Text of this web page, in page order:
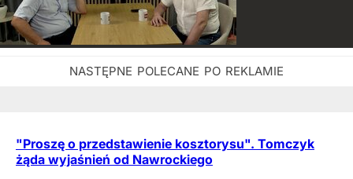
"Proszę o przedstawienie kosztorysu". Tomczyk
żąda wyjaśnień od Nawrockiego